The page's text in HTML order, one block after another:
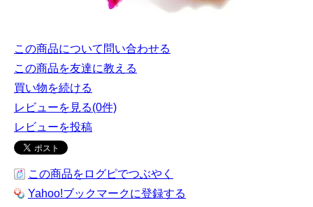
この商品について問い合わせる
この商品を友達に教える
買い物を続ける
レビューを見る(0件)
レビューを投稿
この商品をログピでつぶやく
Yahoo!ブックマークに登録する